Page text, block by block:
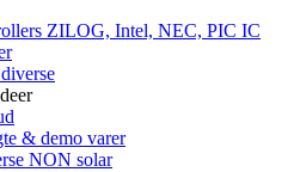
ZILOG, Intel, NEC, PIC IC
& demo varer
NON solar